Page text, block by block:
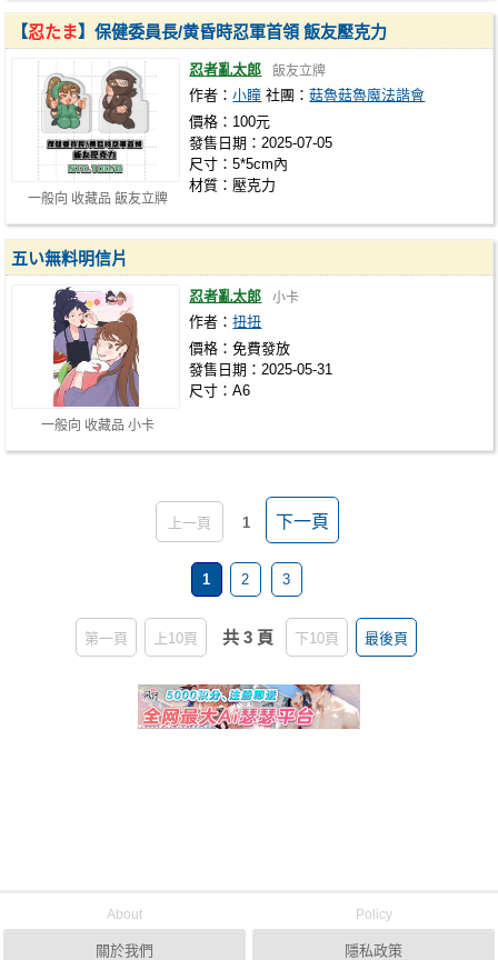
一般向 收藏品 飯友立牌
【忍たま】保健委員長/黄昏時忍軍首領 飯友壓克力
忍者亂太郎 飯友立牌
作者：小瞳 社團：菇魯菇魯魔法諧會
價格：100元
發售日期：2025-07-05
尺寸：5*5cm內
材質：壓克力
一般向 收藏品 小卡
五い無料明信片
忍者亂太郎 小卡
作者：扭扭
價格：免費發放
發售日期：2025-05-31
尺寸：A6
上一頁 1 下一頁
1 2 3
第一頁 上10頁 共 3 頁 下10頁 最後頁
About
關於我們
Policy
隱私政策